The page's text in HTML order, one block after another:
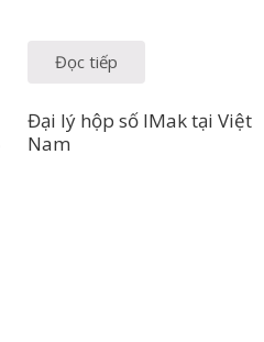
Đọc tiếp
Đại lý hộp số IMak tại Việt
Nam